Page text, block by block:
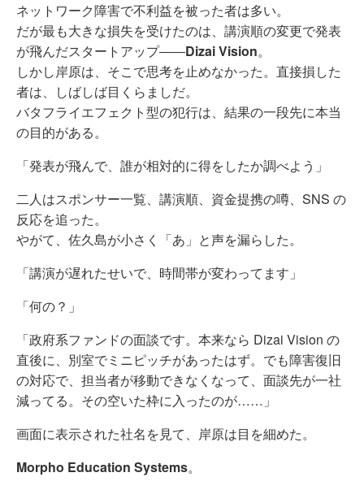
ネットワーク障害で不利益を被った者は多い。
だが最も大きな損失を受けたのは、講演順の変更で発表
が飛んだスタートアップ――Dizai Vision。
しかし岸原は、そこで思考を止めなかった。直接損した
者は、しばしば目くらましだ。
バタフライエフェクト型の犯行は、結果の一段先に本当
の目的がある。
「発表が飛んで、誰が相対的に得をしたか調べよう」
二人はスポンサー一覧、講演順、資金提携の噂、SNS の
反応を追った。
やがて、佐久島が小さく「あ」と声を漏らした。
「講演が遅れたせいで、時間帯が変わってます」
「何の？」
「政府系ファンドの面談です。本来なら Dizai Vision の
直後に、別室でミニピッチがあったはず。でも障害復旧
の対応で、担当者が移動できなくなって、面談先が一社
減ってる。その空いた枠に入ったのが……」
画面に表示された社名を見て、岸原は目を細めた。
Morpho Education Systems。